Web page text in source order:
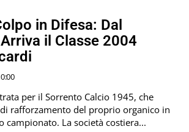
in Difesa: Dal
il Classe 2004
per il Sorrento Calcio 1945, che
rafforzamento del proprio organico in
campionato. La società costiera...